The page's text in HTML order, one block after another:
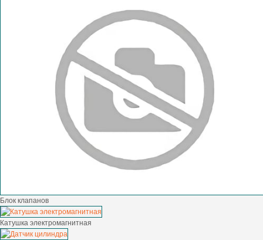
Блок клапанов
Катушка электромагнитная